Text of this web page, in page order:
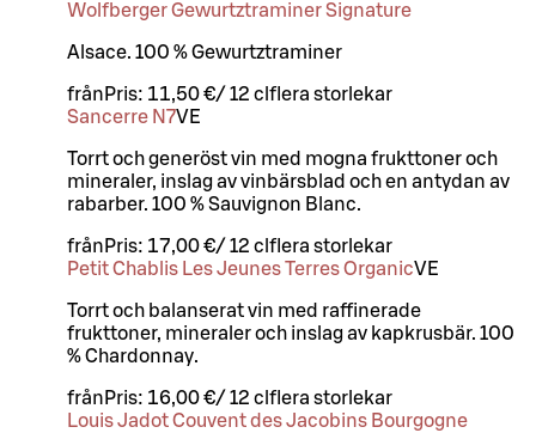
Wolfberger Gewurtztraminer Signature
Alsace. 100 % Gewurtztraminer
från Pris: 11,50 €/ 12 cl flera storlekar
Sancerre N7VE
Torrt och generöst vin med mogna frukttoner och
mineraler, inslag av vinbärsblad och en antydan av
rabarber. 100 % Sauvignon Blanc.
från Pris: 17,00 €/ 12 cl flera storlekar
Petit Chablis Les Jeunes Terres OrganicVE
Torrt och balanserat vin med raffinerade
frukttoner, mineraler och inslag av kapkrusbär. 100
% Chardonnay.
från Pris: 16,00 €/ 12 cl flera storlekar
Louis Jadot Couvent des Jacobins Bourgogne